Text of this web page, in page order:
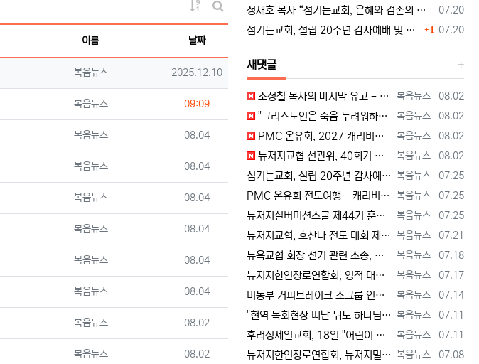
게시물 정렬
게시판 검색
이름 날짜
등록자
복음뉴스 등록일
2025.12.10
등록자
복음뉴스 등록일
09:09
등록자
복음뉴스 등록일
08.04
등록자
복음뉴스 등록일
08.04
등록자
복음뉴스 등록일
08.04
등록자
복음뉴스 등록일
08.04
등록자
복음뉴스 등록일
08.04
등록자
복음뉴스 등록일
08.04
등록자
복음뉴스 등록일
08.02
등록자
복음뉴스 등록일
08.02
등록일
07.20
정재호 목사 “섬기는교회, 은혜와 겸손의 두 날개로 비상하라”
등록일
07.20
섬기는교회, 설립 20주년 감사예배 및 임직식 드려… “은혜와 겸손의 두 날개로 비상하라”
댓글
1
새댓글
등록자
복음뉴스 등록일
08.02
조정칠 목사의 마지막 유고 - 홍수와 복(福) 자(字) [2026년 8월 1일 토요일 자 뉴욕일보 기사] ==> https://www.bogeu…
등록자
복음뉴스 등록일
08.02
"그리스도인은 죽음 두려워하지 않지만, 살아 있는 동안 다른 사람의 유익 + 믿음의 진보 위해 살아야" [2026년 7월 31일 금요일 자 뉴욕…
등록자
복음뉴스 등록일
08.02
PMC 온유회, 2027 캐리비안 크루즈 전도여행 참가자 모집 [2026년 7월 31일 금요일 자 뉴욕일보 기사] ==> https://www.…
등록자
복음뉴스 등록일
08.02
뉴저지교협 선관위, 40회기 회장 + 부회장 등록 + 추천 절차 공고 --- 8월 28일 등록 마감, 9월 28일 선거 [2026년 7월 29일…
등록자
복음뉴스 등록일
07.25
섬기는교회, 설립 20주년 감사예배 및 임직식 --- "이제 더 힘차게 창공을 날자" [2026년 7월 25일 토요일 자 뉴욕일보 기사] ==>…
등록자
복음뉴스 등록일
07.25
PMC 온유회 전도여행 - 캐리비언 크루즈 2027 안내 ==> https://www.bogeumnews.com/gnu54/bbs/board.p…
등록자
복음뉴스 등록일
07.25
뉴저지실버미션스쿨 제44기 훈련생 모집 안내 ==> https://www.bogeumnews.com/gnu54/bbs/board.php?bo_t…
등록자
복음뉴스 등록일
07.21
뉴저지교협, 호산나 전도 대회 제2차 준비 기도회 --- "사람이 아니라 하나님께서 일하신다" [2026년 7월 21일 화요일 자 뉴욕일보 기사…
등록자
복음뉴스 등록일
07.18
뉴욕교협 회장 선거 관련 소송, 청구인 측 "법원 조속한 결정과 심리ㅜ 요청" [2026년 7월 18일 토요일 자 뉴욕일보 기사] ==> htt…
등록자
복음뉴스 등록일
07.17
뉴저지한인장로연합회, 영적 대각성 기도회 --- "우리의 기준은 하나님 말씀" [2026년 7월 17일 금요일 자 뉴욕일보 기사] ==> htt…
등록자
복음뉴스 등록일
07.14
미동부 커피브레이크 소그룹 인도자 워크숍 8월 15일 더바인교회 + 필그림선교교회서 [2026년 7월 14일 화요일 자 뉴욕일보 기사] ==> …
등록자
복음뉴스 등록일
07.11
"현역 목회현장 떠난 뒤도 하나님 능력 + 은혜 다음 세대에 전하는 사명 계속" [2026년 7월 11일일 토요일 자 뉴욕일보 기사] ==> …
등록자
복음뉴스 등록일
07.11
후러싱제일교회, 18일 "어린이 천국" 만든다 [2026년 7월 11일 토요일 자 뉴욕일보 기사] ==> https://www.bogeumnew…
등록자
복음뉴스 등록일
07.08
뉴저지한인장로연합회, 뉴저지밀알선교단 방문 --- 장애우들에게 점심 식사 제공 + 사랑의 후원금 [2026년 7월 8일 수요일 자 뉴욕일보 기사…